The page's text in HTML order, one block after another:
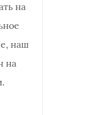
на
наш
на